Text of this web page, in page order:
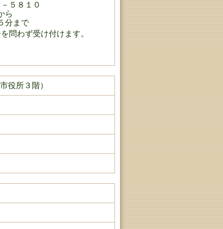
８１０
まで
わず受け付けます。
役所３階）